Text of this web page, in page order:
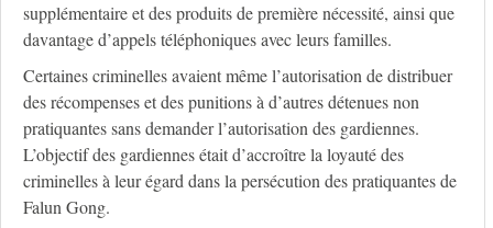
supplémentaire et des produits de première nécessité, ainsi que
davantage d’appels téléphoniques avec leurs familles.
Certaines criminelles avaient même l’autorisation de distribuer
des récompenses et des punitions à d’autres détenues non
pratiquantes sans demander l’autorisation des gardiennes.
L’objectif des gardiennes était d’accroître la loyauté des
criminelles à leur égard dans la persécution des pratiquantes de
Falun Gong.